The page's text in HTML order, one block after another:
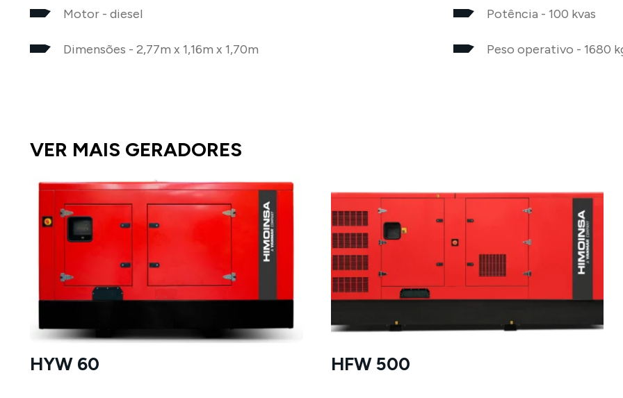
Motor - diesel Potência - 100 kvas
Dimensões - 2,77m x 1,16m x 1,70m Peso operativo - 1680
VER MAIS GERADORES
HYW 60 HFW 500